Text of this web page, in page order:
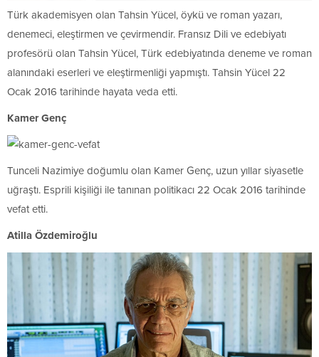
Türk akademisyen olan Tahsin Yücel, öykü ve roman yazarı,
denemeci, eleştirmen ve çevirmendir. Fransız Dili ve edebiyatı
profesörü olan Tahsin Yücel, Türk edebiyatında deneme ve roman
alanındaki eserleri ve eleştirmenliği yapmıştı. Tahsin Yücel 22
Ocak 2016 tarihinde hayata veda etti.
Kamer Genç
Tunceli Nazimiye doğumlu olan Kamer Genç, uzun yıllar siyasetle
uğraştı. Esprili kişiliği ile tanınan politikacı 22 Ocak 2016 tarihinde
vefat etti.
Atilla Özdemiroğlu